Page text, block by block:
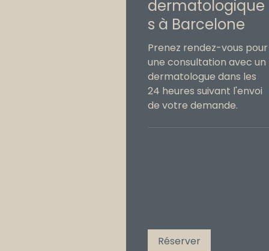
dermatologique
s à Barcelone
Prenez rendez-vous pour
une consultation avec un
dermatologue dans les
24 heures suivant l'envoi
de votre demande.
Réserver